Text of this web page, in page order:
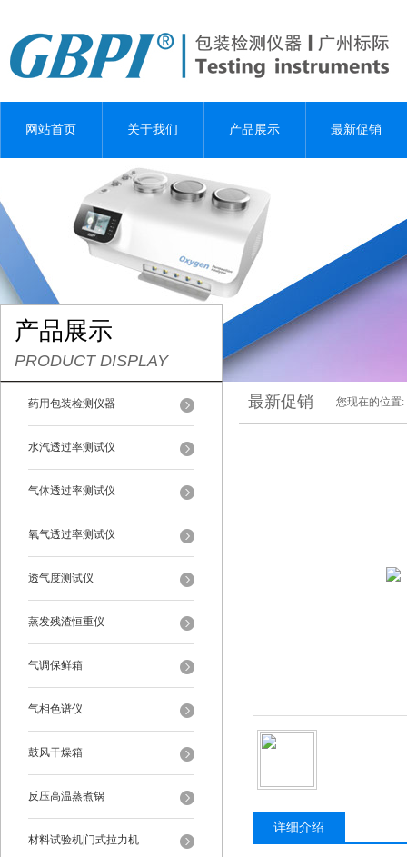
网站首页 关于我们 产品展示 最新促销
产品展示
PRODUCT DISPLAY
药用包装检测仪器
水汽透过率测试仪
气体透过率测试仪
氧气透过率测试仪
透气度测试仪
蒸发残渣恒重仪
气调保鲜箱
气相色谱仪
鼓风干燥箱
反压高温蒸煮锅
材料试验机|门式拉力机
最新促销 您现在的位置:
详细介绍